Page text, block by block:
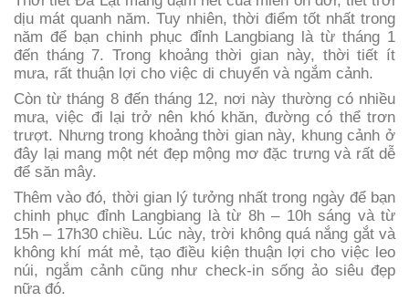
dịu mát quanh năm. Tuy nhiên, thời điểm tốt nhất trong
năm để bạn chinh phục đỉnh Langbiang là từ tháng 1
đến tháng 7. Trong khoảng thời gian này, thời tiết ít
mưa, rất thuận lợi cho việc di chuyển và ngắm cảnh.
Còn từ tháng 8 đến tháng 12, nơi này thường có nhiều
mưa, việc đi lại trở nên khó khăn, đường có thể trơn
trượt. Nhưng trong khoảng thời gian này, khung cảnh ở
đây lại mang một nét đẹp mộng mơ đặc trưng và rất dễ
để săn mây.
Thêm vào đó, thời gian lý tưởng nhất trong ngày để bạn
chinh phục đỉnh Langbiang là từ 8h – 10h sáng và từ
15h – 17h30 chiều. Lúc này, trời không quá nắng gắt và
không khí mát mẻ, tạo điều kiện thuận lợi cho việc leo
núi, ngắm cảnh cũng như check-in sống ảo siêu đẹp
nữa đó.